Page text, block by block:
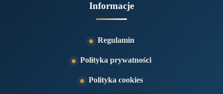
Informacje
Regulamin
Polityka prywatności
Polityka cookies